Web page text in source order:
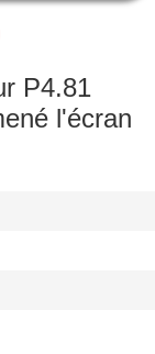
P4.81
l'écran